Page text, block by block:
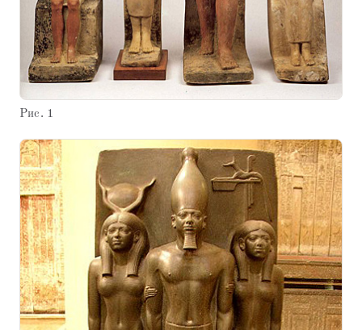
Рис. 1